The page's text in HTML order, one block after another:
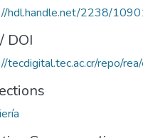
hdl.handle.net/2238/
DOI
tecdigital.tec.ac.cr/repo/